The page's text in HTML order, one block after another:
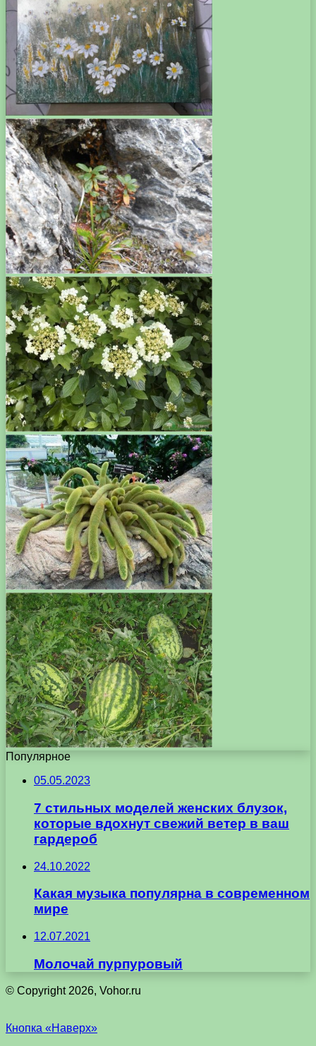
Популярное
05.05.2023
7 стильных моделей женских блузок,
которые вдохнут свежий ветер в ваш
гардероб
24.10.2022
Какая музыка популярна в современном
мире
12.07.2021
Молочай пурпуровый
© Copyright 2026, Vohor.ru
Кнопка «Наверх»